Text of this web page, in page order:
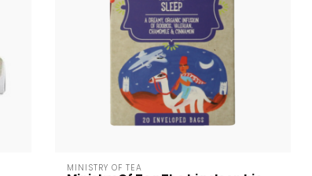
MINISTRY OF TEA